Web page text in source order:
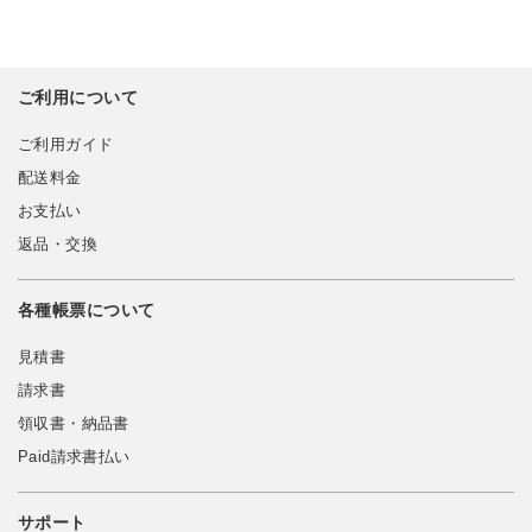
ご利用について
ご利用ガイド
配送料金
お支払い
返品・交換
各種帳票について
見積書
請求書
領収書・納品書
Paid請求書払い
サポート